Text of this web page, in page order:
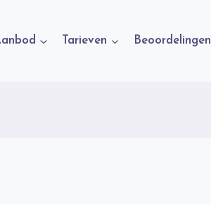
Tarieven Beoordelingen